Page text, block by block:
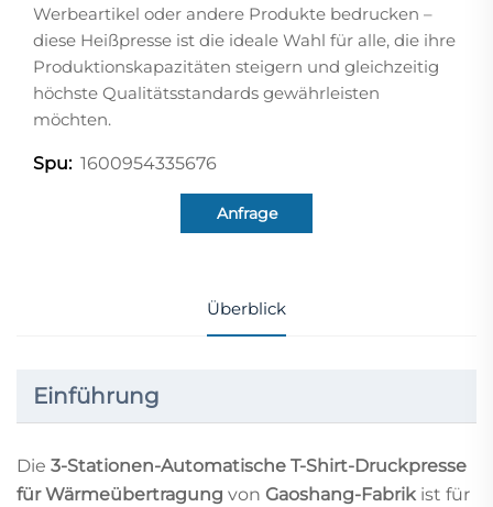
Werbeartikel oder andere Produkte bedrucken –
diese Heißpresse ist die ideale Wahl für alle, die ihre
Produktionskapazitäten steigern und gleichzeitig
höchste Qualitätsstandards gewährleisten
möchten.
Spu: 1600954335676
Anfrage
Überblick
Einführung
Die 3-Stationen-Automatische T-Shirt-Druckpresse
für Wärmeübertragung von Gaoshang-Fabrik ist für